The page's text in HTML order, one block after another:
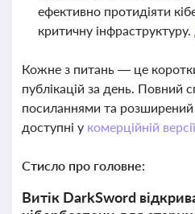
ефективно протидіяти
критичну інфраструктуру.
Кожне з питань — це
публікацій за день. Повний
посиланнями та розширений
доступні у комерційній
Стисло про головне:
Витік DarkSword